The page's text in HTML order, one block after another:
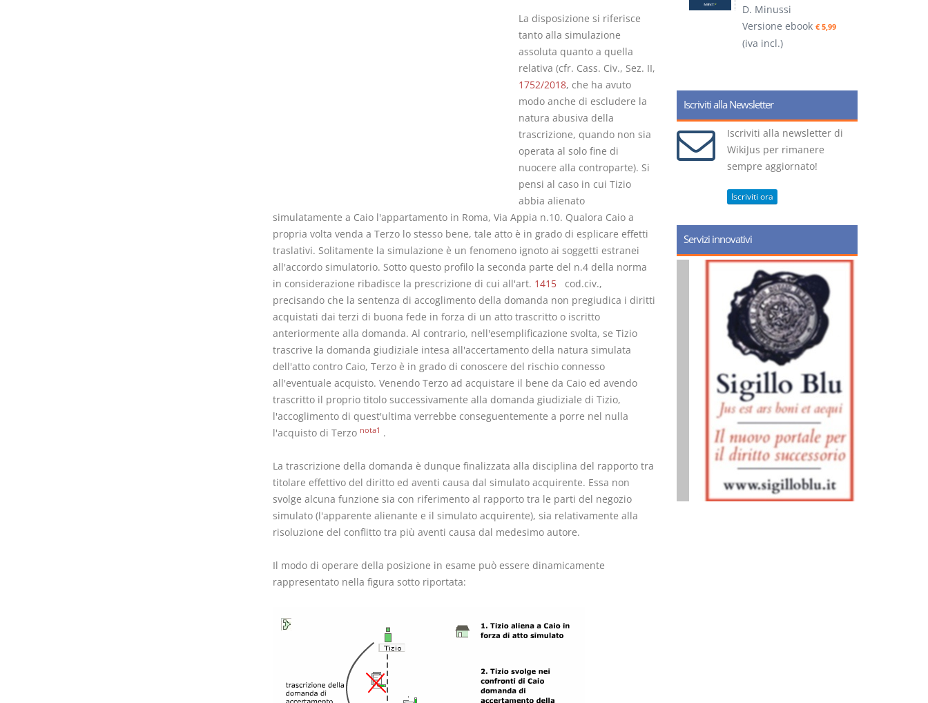
La disposizione si riferisce
tanto alla simulazione
assoluta quanto a quella
relativa (cfr. Cass. Civ., Sez. II,
1752/2018, che ha avuto
modo anche di escludere la
natura abusiva della
trascrizione, quando non sia
operata al solo fine di
nuocere alla controparte). Si
pensi al caso in cui Tizio
abbia alienato
simulatamente a Caio l'appartamento in Roma, Via Appia n.10. Qualora Caio a
propria volta venda a Terzo lo stesso bene, tale atto è in grado di esplicare effetti
traslativi. Solitamente la simulazione è un fenomeno ignoto ai soggetti estranei
all'accordo simulatorio. Sotto questo profilo la seconda parte del n.4 della norma
in considerazione ribadisce la prescrizione di cui all'art. 1415cod.civ.,
precisando che la sentenza di accoglimento della domanda non pregiudica i diritti
acquistati dai terzi di buona fede in forza di un atto trascritto o iscritto
anteriormente alla domanda. Al contrario, nell'esemplificazione svolta, se Tizio
trascrive la domanda giudiziale intesa all'accertamento della natura simulata
dell'atto contro Caio, Terzo è in grado di conoscere del rischio connesso
all'eventuale acquisto. Venendo Terzo ad acquistare il bene da Caio ed avendo
trascritto il proprio titolo successivamente alla domanda giudiziale di Tizio,
l'accoglimento di quest'ultima verrebbe conseguentemente a porre nel nulla
l'acquisto di Terzo nota1 .
La trascrizione della domanda è dunque finalizzata alla disciplina del rapporto tra
titolare effettivo del diritto ed aventi causa dal simulato acquirente. Essa non
svolge alcuna funzione sia con riferimento al rapporto tra le parti del negozio
simulato (l'apparente alienante e il simulato acquirente), sia relativamente alla
risoluzione del conflitto tra più aventi causa dal medesimo autore.
Il modo di operare della posizione in esame può essere dinamicamente
rappresentato nella figura sotto riportata:
(iva incl.)
D. Minussi
Versione ebook € 5,99
(iva incl.)
Iscriviti alla Newsletter
Iscriviti alla newsletter di
WikiJus per rimanere
sempre aggiornato!
Iscriviti ora
Servizi innovativi